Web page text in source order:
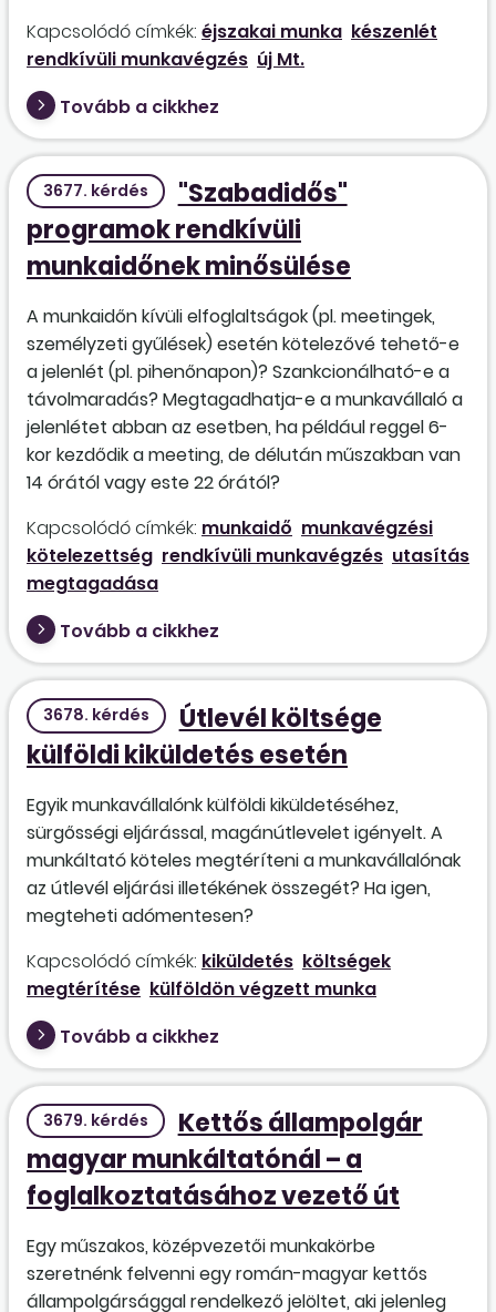
Kapcsolódó címkék: éjszakai munka készenlét
rendkívüli munkavégzés új Mt.
Tovább a cikkhez
3677. kérdés
"Szabadidős"
programok rendkívüli
munkaidőnek minősülése
A munkaidőn kívüli elfoglaltságok (pl. meetingek,
személyzeti gyűlések) esetén kötelezővé tehető-e
a jelenlét (pl. pihenőnapon)? Szankcionálható-e a
távolmaradás? Megtagadhatja-e a munkavállaló a
jelenlétet abban az esetben, ha például reggel 6-
kor kezdődik a meeting, de délután műszakban van
14 órától vagy este 22 órától?
Kapcsolódó címkék: munkaidő munkavégzési
kötelezettség rendkívüli munkavégzés utasítás
megtagadása
Tovább a cikkhez
3678. kérdés
Útlevél költsége
külföldi kiküldetés esetén
Egyik munkavállalónk külföldi kiküldetéséhez,
sürgősségi eljárással, magánútlevelet igényelt. A
munkáltató köteles megtéríteni a munkavállalónak
az útlevél eljárási illetékének összegét? Ha igen,
megteheti adómentesen?
Kapcsolódó címkék: kiküldetés költségek
megtérítése külföldön végzett munka
Tovább a cikkhez
3679. kérdés
Kettős állampolgár
magyar munkáltatónál – a
foglalkoztatásához vezető út
Egy műszakos, középvezetői munkakörbe
szeretnénk felvenni egy román-magyar kettős
állampolgársággal rendelkező jelöltet, aki jelenleg